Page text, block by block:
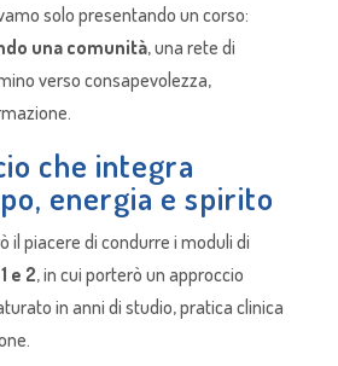
solo presentando un corso:
una comunità, una rete di
verso consapevolezza,
che integra
energia e spirito
il piacere di condurre i moduli di
e 2, in cui porterò un approccio
in anni di studio, pratica clinica